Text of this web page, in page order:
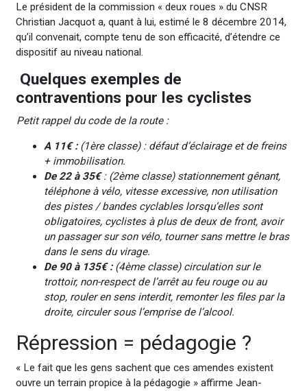
Le président de la commission « deux roues » du CNSR
Christian Jacquot a, quant à lui, estimé le 8 décembre 2014,
qu’il convenait, compte tenu de son efficacité, d’étendre ce
dispositif au niveau national.
Quelques exemples de
contraventions pour les cyclistes
Petit rappel du code de la route :
A 11€ : (1ère classe) : défaut d’éclairage et de freins
+ immobilisation.
De 22 à 35€: (2ème classe) stationnement gênant,
téléphone à vélo, vitesse excessive, non utilisation
des pistes / bandes cyclables lorsqu’elles sont
obligatoires, cyclistes à plus de deux de front, avoir
un passager sur son vélo, tourner sans mettre le bras
dans le sens du virage.
De 90 à 135€ :(4ème classe) circulation sur le
trottoir, non-respect de l’arrêt au feu rouge ou au
stop, rouler en sens interdit, remonter les files par la
droite, circuler sous l’emprise de l’alcool.
Répression = pédagogie ?
« Le fait que les gens sachent que ces amendes existent
ouvre un terrain propice à la pédagogie » affirme Jean-